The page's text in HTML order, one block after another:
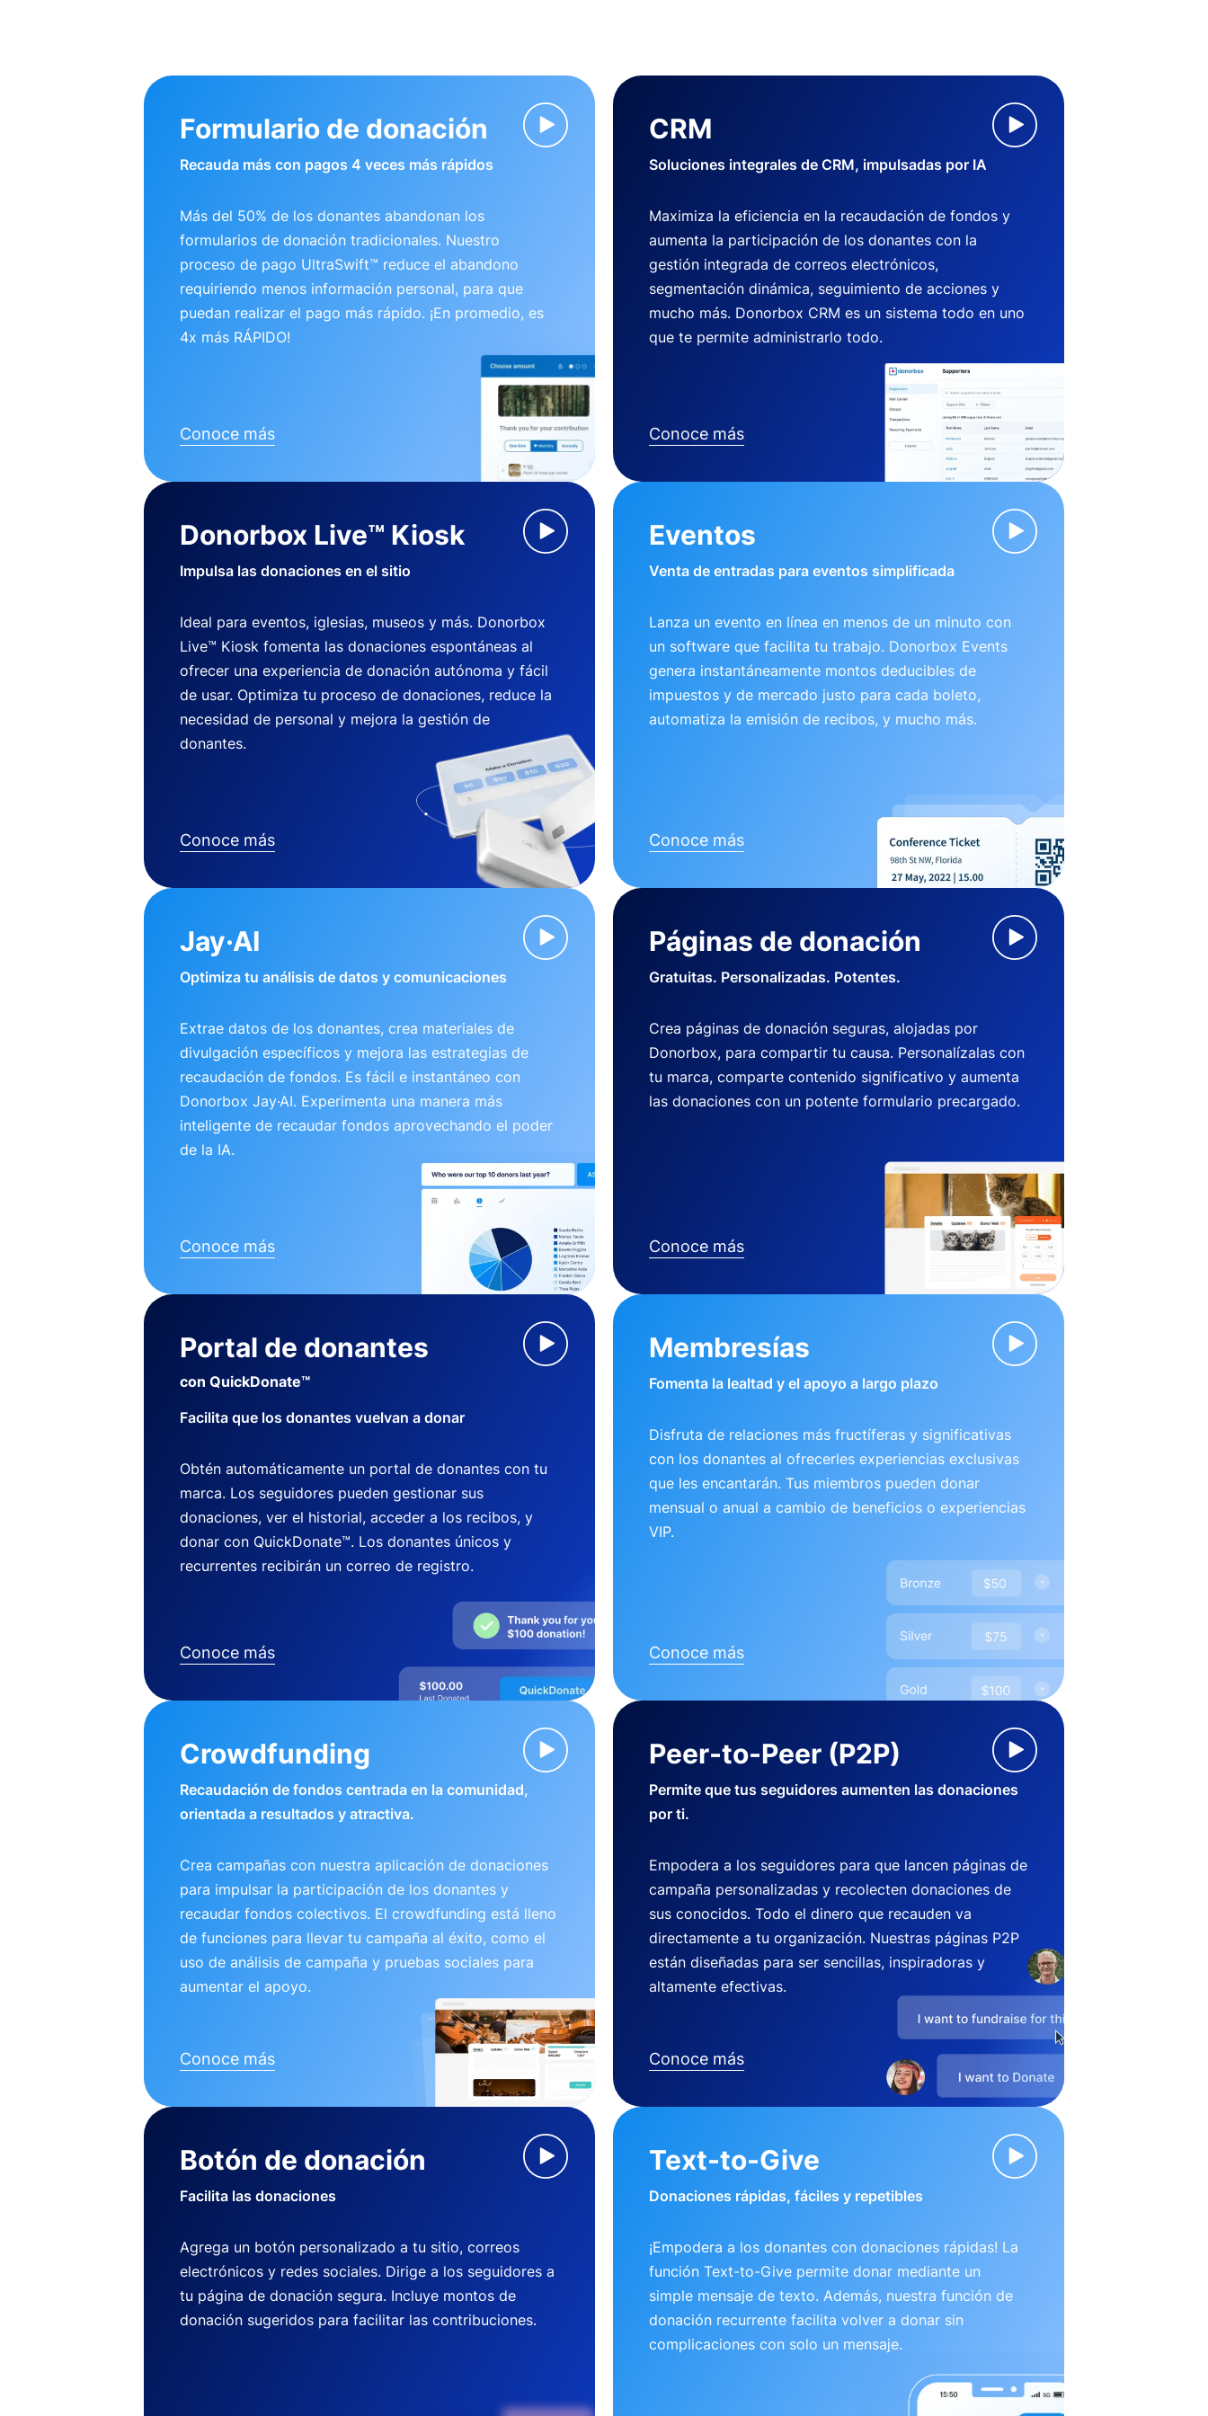
Formulario de donación
Recauda más con pagos 4 veces más rápidos
Más del 50% de los donantes abandonan los
formularios de donación tradicionales. Nuestro
proceso de pago UltraSwift™ reduce el abandono
requiriendo menos información personal, para que
puedan realizar el pago más rápido. ¡En promedio, es
4x más RÁPIDO!
Conoce más
CRM
Soluciones integrales de CRM, impulsadas por IA
Maximiza la eficiencia en la recaudación de fondos y
aumenta la participación de los donantes con la
gestión integrada de correos electrónicos,
segmentación dinámica, seguimiento de acciones y
mucho más. Donorbox CRM es un sistema todo en uno
que te permite administrarlo todo.
Conoce más
Donorbox Live™ Kiosk
Impulsa las donaciones en el sitio
Ideal para eventos, iglesias, museos y más. Donorbox
Live™ Kiosk fomenta las donaciones espontáneas al
ofrecer una experiencia de donación autónoma y fácil
de usar. Optimiza tu proceso de donaciones, reduce la
necesidad de personal y mejora la gestión de
donantes.
Conoce más
Eventos
Venta de entradas para eventos simplificada
Lanza un evento en línea en menos de un minuto con
un software que facilita tu trabajo. Donorbox Events
genera instantáneamente montos deducibles de
impuestos y de mercado justo para cada boleto,
automatiza la emisión de recibos, y mucho más.
Conoce más
Jay·AI
Optimiza tu análisis de datos y comunicaciones
Extrae datos de los donantes, crea materiales de
divulgación específicos y mejora las estrategias de
recaudación de fondos. Es fácil e instantáneo con
Donorbox Jay·AI. Experimenta una manera más
inteligente de recaudar fondos aprovechando el poder
de la IA.
Conoce más
Páginas de donación
Gratuitas. Personalizadas. Potentes.
Crea páginas de donación seguras, alojadas por
Donorbox, para compartir tu causa. Personalízalas con
tu marca, comparte contenido significativo y aumenta
las donaciones con un potente formulario precargado.
Conoce más
Portal de donantes
con QuickDonate™
Facilita que los donantes vuelvan a donar
Obtén automáticamente un portal de donantes con tu
marca. Los seguidores pueden gestionar sus
donaciones, ver el historial, acceder a los recibos, y
donar con QuickDonate™. Los donantes únicos y
recurrentes recibirán un correo de registro.
Conoce más
Membresías
Fomenta la lealtad y el apoyo a largo plazo
Disfruta de relaciones más fructíferas y significativas
con los donantes al ofrecerles experiencias exclusivas
que les encantarán. Tus miembros pueden donar
mensual o anual a cambio de beneficios o experiencias
VIP.
Conoce más
Crowdfunding
Recaudación de fondos centrada en la comunidad,
orientada a resultados y atractiva.
Crea campañas con nuestra aplicación de donaciones
para impulsar la participación de los donantes y
recaudar fondos colectivos. El crowdfunding está lleno
de funciones para llevar tu campaña al éxito, como el
uso de análisis de campaña y pruebas sociales para
aumentar el apoyo.
Conoce más
Peer-to-Peer (P2P)
Permite que tus seguidores aumenten las donaciones
por ti.
Empodera a los seguidores para que lancen páginas de
campaña personalizadas y recolecten donaciones de
sus conocidos. Todo el dinero que recauden va
directamente a tu organización. Nuestras páginas P2P
están diseñadas para ser sencillas, inspiradoras y
altamente efectivas.
Conoce más
Botón de donación
Facilita las donaciones
Agrega un botón personalizado a tu sitio, correos
electrónicos y redes sociales. Dirige a los seguidores a
tu página de donación segura. Incluye montos de
donación sugeridos para facilitar las contribuciones.
Text-to-Give
Donaciones rápidas, fáciles y repetibles
¡Empodera a los donantes con donaciones rápidas! La
función Text-to-Give permite donar mediante un
simple mensaje de texto. Además, nuestra función de
donación recurrente facilita volver a donar sin
complicaciones con solo un mensaje.